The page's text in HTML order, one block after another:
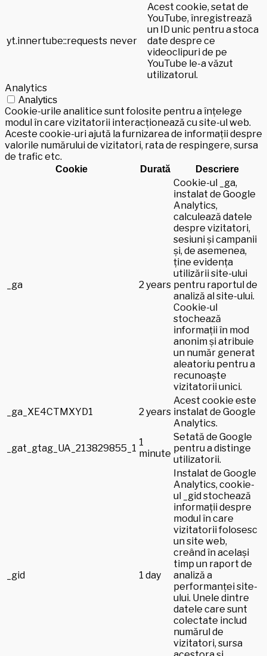
yt.innertube::requests never
Acest cookie, setat de
YouTube, înregistrează
un ID unic pentru a stoca
date despre ce
videoclipuri de pe
YouTube le-a văzut
utilizatorul.
Analytics
Analytics
Cookie-urile analitice sunt folosite pentru a înțelege
modul în care vizitatorii interacționează cu site-ul web.
Aceste cookie-uri ajută la furnizarea de informații despre
valorile numărului de vizitatori, rata de respingere, sursa
de trafic etc.
Cookie Durată Descriere
_ga 2 years
Cookie-ul _ga,
instalat de Google
Analytics,
calculează datele
despre vizitatori,
sesiuni și campanii
și, de asemenea,
ține evidența
utilizării site-ului
pentru raportul de
analiză al site-ului.
Cookie-ul
stochează
informații în mod
anonim și atribuie
un număr generat
aleatoriu pentru a
recunoaște
vizitatorii unici.
_ga_XE4CTMXYD1 2 years
Acest cookie este
instalat de Google
Analytics.
_gat_gtag_UA_213829855_1
1
minute
Setată de Google
pentru a distinge
utilizatorii.
_gid 1 day
Instalat de Google
Analytics, cookie-
ul _gid stochează
informații despre
modul în care
vizitatorii folosesc
un site web,
creând în același
timp un raport de
analiză a
performanței site-
ului. Unele dintre
datele care sunt
colectate includ
numărul de
vizitatori, sursa